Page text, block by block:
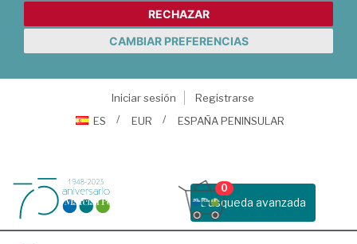
RECHAZAR
CAMBIAR PREFERENCIAS
Iniciar sesión
Registrarse
ES
EUR ESPAÑA PENINSULAR
Busqueda avanzada
0